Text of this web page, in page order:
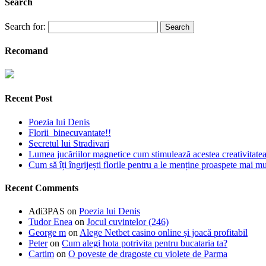
Search
Search for:
Recomand
Recent Post
Poezia lui Denis
Florii binecuvantate!!
Secretul lui Stradivari
Lumea jucăriilor magnetice cum stimulează acestea
Cum să îți îngrijești florile pentru a le menține proaspete mai
Recent Comments
Adi3PAS on Poezia lui Denis
Tudor Enea on Jocul cuvintelor (246)
George m on Alege Netbet casino online și joacă profitabil
Peteron Cum alegi hota potrivita pentru bucataria ta?
Cartim on O poveste de dragoste cu violete de Parma